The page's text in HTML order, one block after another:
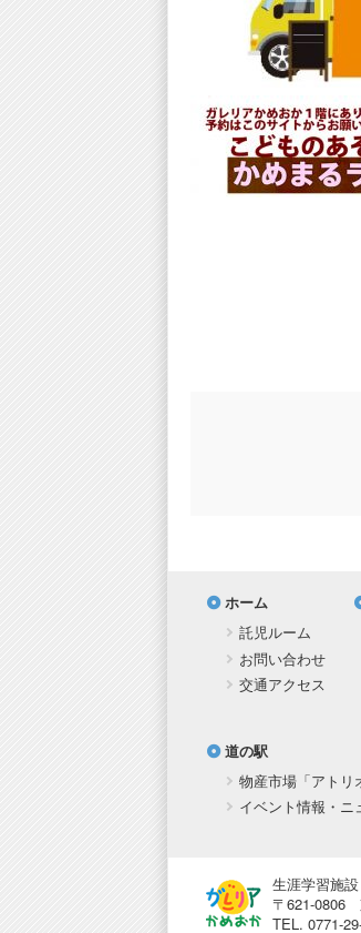
ホーム
託児ルーム
お問い合わせ
交通アクセス
道の駅
物産市場「アトリ
イベント情報・ニ
生涯学習施
〒621-0806
TEL. 0771-